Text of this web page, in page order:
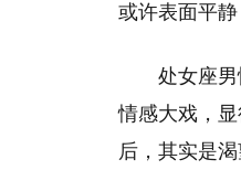
或许表面平
处女座
情感大戏，
后，其实是